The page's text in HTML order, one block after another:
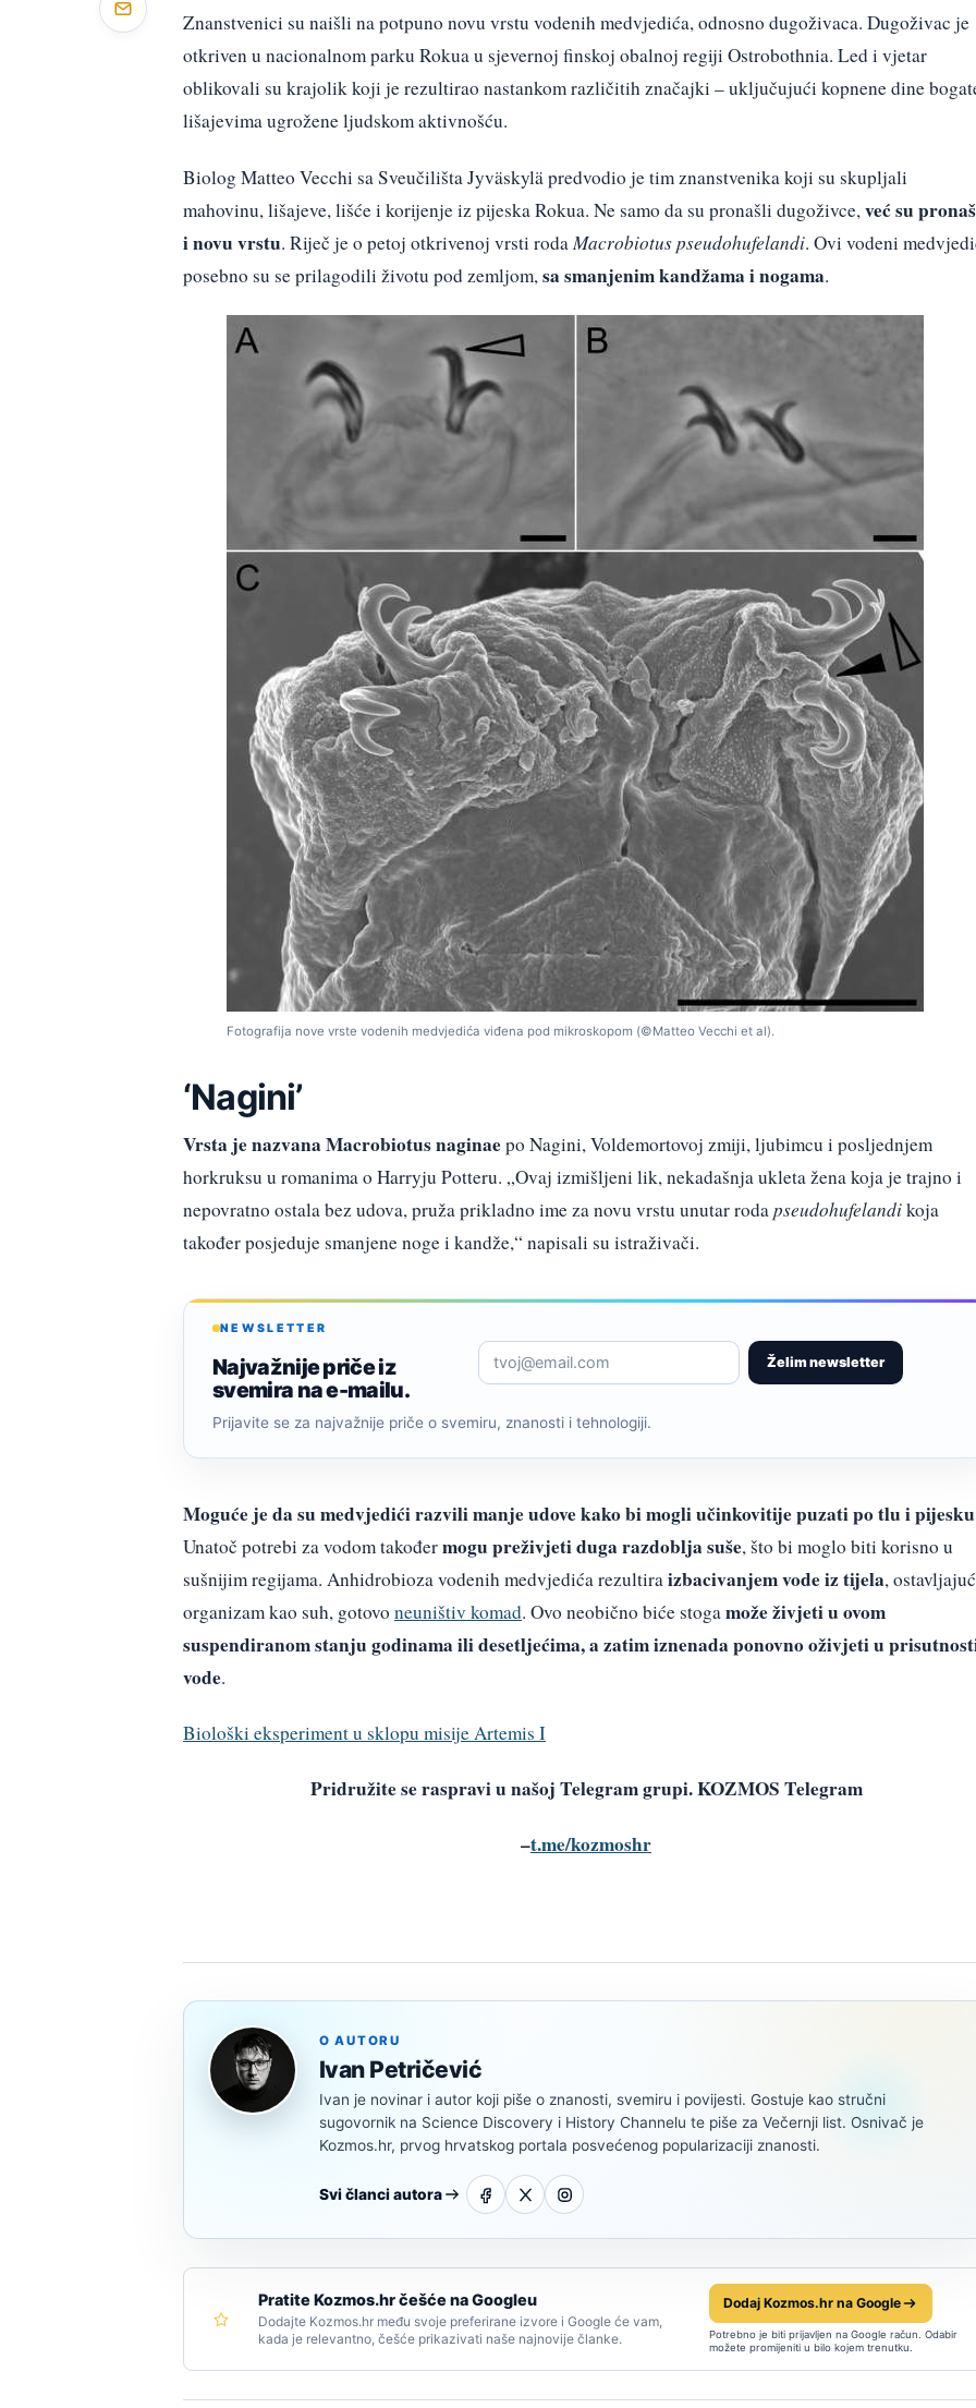
Znanstvenici su naišli na potpuno novu vrstu vodenih medvjedića, odnosno dugoživaca. Dugoživac je
otkriven u nacionalnom parku Rokua u sjevernoj finskoj obalnoj regiji Ostrobothnia. Led i vjetar
oblikovali su krajolik koji je rezultirao nastankom različitih značajki – uključujući kopnene dine
lišajevima ugrožene ljudskom aktivnošću.
Biolog Matteo Vecchi sa Sveučilišta Jyväskylä predvodio je tim znanstvenika koji su skupljali
mahovinu, lišajeve, lišće i korijenje iz pijeska Rokua. Ne samo da su pronašli dugoživce, već su
i novu vrstu. Riječ je o petoj otkrivenoj vrsti roda Macrobiotus pseudohufelandi. Ovi vodeni
posebno su se prilagodili životu pod zemljom, sa smanjenim kandžama i nogama.
Fotografija nove vrste vodenih medvjedića viđena pod mikroskopom (©Matteo Vecchi et al).
‘Nagini’
Vrsta je nazvana Macrobiotus naginaepo Nagini, Voldemortovoj zmiji, ljubimcu i posljednjem
horkruksu u romanima o Harryju Potteru. „Ovaj izmišljeni lik, nekadašnja ukleta žena koja je trajno i
nepovratno ostala bez udova, pruža prikladno ime za novu vrstu unutar roda pseudohufelandikoja
također posjeduje smanjene noge i kandže,“ napisali su istraživači.
NEWSLETTER
Najvažnije priče iz
svemira na e-mailu.
Želim newsletter
Prijavite se za najvažnije priče o svemiru, znanosti i tehnologiji.
Moguće je da su medvjedići razvili manje udove kako bi mogli učinkovitije puzati po tlu i pijesku
Unatoč potrebi za vodom takođermogu preživjeti duga razdoblja suše, što bi moglo biti korisno u
sušnijim regijama. Anhidrobioza vodenih medvjedića rezultiraizbacivanjem vode iz tijela,
organizam kao suh, gotovo neuništiv komad. Ovo neobično biće stogamože živjeti u ovom
suspendiranom stanju godinama ili desetljećima, a zatim iznenada ponovno oživjeti u
vode.
Biološki eksperiment u sklopu misije Artemis I
Pridružite se raspravi u našoj Telegram grupi. KOZMOS Telegram
–t.me/kozmoshr
O AUTORU
Ivan Petričević
Ivan je novinar i autor koji piše o znanosti, svemiru i povijesti. Gostuje kao stručni
sugovornik na Science Discovery i History Channelu te piše za Večernji list. Osnivač je
Kozmos.hr, prvog hrvatskog portala posvećenog popularizaciji znanosti.
Svi članci autora
Pratite Kozmos.hr češće na Googleu
Dodajte Kozmos.hr među svoje preferirane izvore i Google će vam,
kada je relevantno, češće prikazivati naše najnovije članke.
Dodaj Kozmos.hr na Google
Potrebno je biti prijavljen na Google račun. Odabir
možete promijeniti u bilo kojem trenutku.